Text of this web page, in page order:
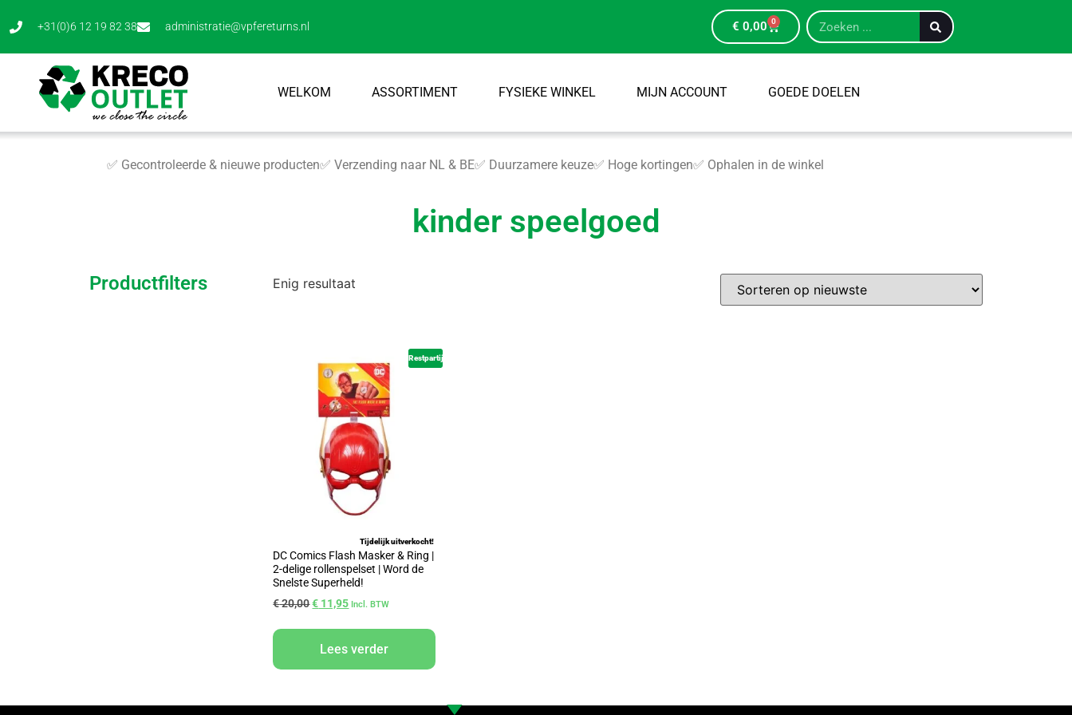
+31(0)6 12 19 82 38 administratie@vpfereturns.nl € 0,00 0
WELKOM ASSORTIMENT FYSIEKE WINKEL MIJN ACCOUNT GOEDE DOELEN
✅ Gecontroleerde & nieuwe producten✅ Verzending naar NL & BE✅ Duurzamere keuze✅ Hoge kortingen✅ Ophalen in de winkel
kinder speelgoed
Productfilters Enig resultaat
Restpartij
Tijdelijk uitverkocht!
DC Comics Flash Masker & Ring |
2-delige rollenspelset | Word de
Snelste Superheld!
€20,00€ 11,95 Incl. BTW
Lees verder